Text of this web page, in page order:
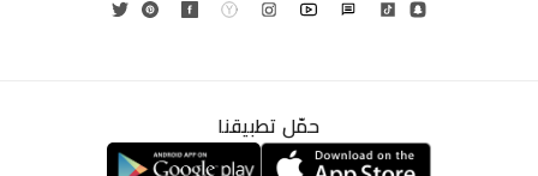
حمّل تطبيقنا